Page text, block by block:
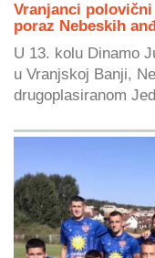
Vranjanci
poraz Nebeskih
U 13. kolu Dinamo
u Vranjskoj Banji,
drugoplasiranom